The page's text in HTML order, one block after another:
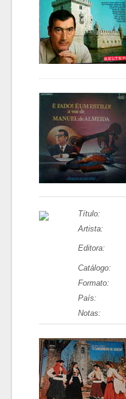
Título:
Artista:
Editora:
Catálogo:
Formato:
País:
Notas: